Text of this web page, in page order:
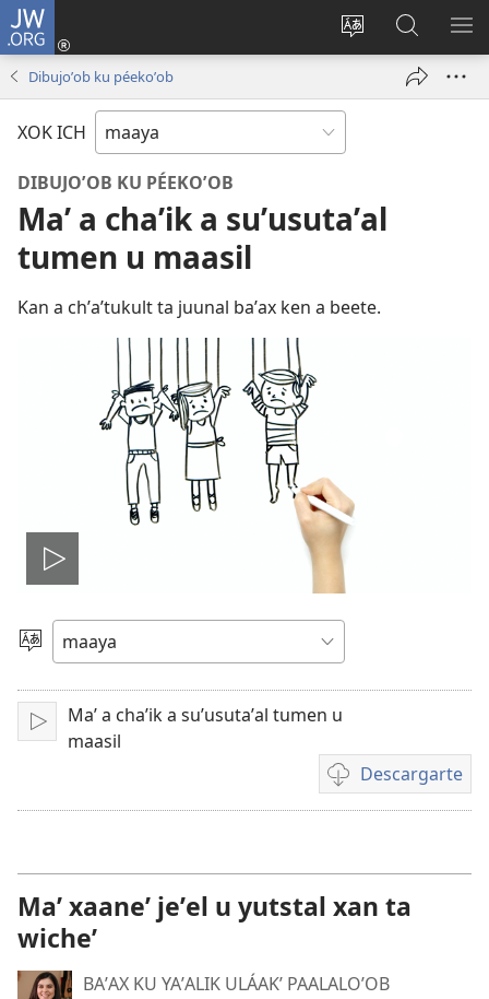
JW.ORG
Kʼex
idiomail
Ooken
new
Kaaxan
teʼ
jw.org
Dibujoʼob ku péekoʼob
XOK ICH
DIBUJOʼOB KU PÉEKOʼOB
Maʼ a chaʼik a suʼusutaʼal
tumen u maasil
Kan a chʼaʼtukult ta juunal baʼax ken a beete.
Tsʼáa
le
videooʼ
Yéey
idiomail
Paxe
Maʼ a chaʼik a suʼusutaʼal tumen u
maasil
Descargarte
Bix
a
descargart
le
Maʼ xaaneʼ jeʼel u yutstal xan ta
wicheʼ
BAʼAX KU YAʼALIK ULÁAKʼ PAALALOʼOB